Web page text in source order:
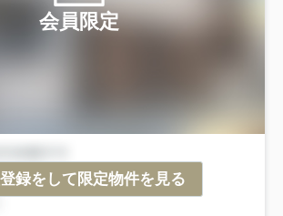
会員限定
録をして限定物件を見る